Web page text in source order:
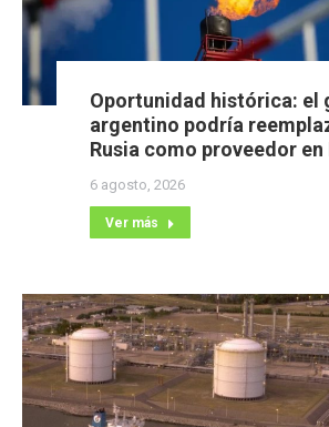
Oportunidad histórica: el
argentino podría
Rusia como proveedor en
6 agosto, 2026
Ver más